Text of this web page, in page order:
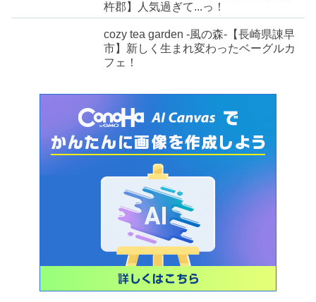
杵郡】人気過ぎて...っ！
cozy tea garden -風の森-【長崎県諌早
市】新しく生まれ変わったベーグルカ
フェ！